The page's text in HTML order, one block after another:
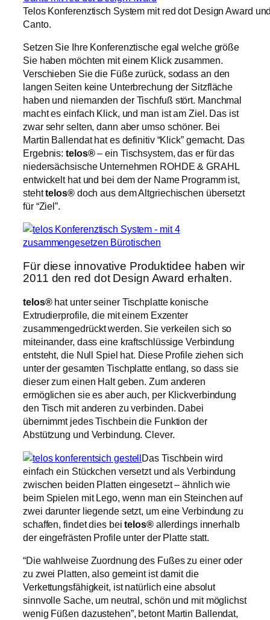
Telos Konferenztisch System mit red dot Design Award
Canto.
Setzen Sie Ihre Konferenztische egal welche größe
Sie haben möchten mit einem Klick zusammen.
Verschieben Sie die Füße zurück, sodass an den
langen Seiten keine Unterbrechung der Sitzfläche
haben und niemanden der Tischfuß stört. Manchmal
macht es einfach Klick, und man ist am Ziel. Das ist
zwar sehr selten, dann aber umso schöner. Bei
Martin Ballendat hat es definitiv “Klick” gemacht. Das
Ergebnis:telos®– ein Tischsystem, das er für das
niedersächsische Unternehmen ROHDE & GRAHL
entwickelt hat und bei dem der Name Programm ist,
stehttelos®doch aus dem Altgriechischen übersetzt
für “Ziel”.
Für diese innovative Produktidee haben wir
2011 den red dot Design Award erhalten.
telos®hat unter seiner Tischplatte konische
Extrudierprofile, die mit einem Exzenter
zusammengedrückt werden. Sie verkeilen sich so
miteinander, dass eine kraftschlüssige Verbindung
entsteht, die Null Spiel hat. Diese Profile ziehen sich
unter der gesamten Tischplatte entlang, so dass sie
dieser zum einen Halt geben. Zum anderen
ermöglichen sie es aber auch, per Klickverbindung
den Tisch mit anderen zu verbinden. Dabei
übernimmt jedes Tischbein die Funktion der
Abstützung und Verbindung. Clever.
Das Tischbein wird
einfach ein Stückchen versetzt und als Verbindung
zwischen beiden Platten eingesetzt – ähnlich wie
beim Spielen mit Lego, wenn man ein Steinchen auf
zwei darunter liegende setzt, um eine Verbindung zu
schaffen, findet dies beitelos®allerdings innerhalb
der eingefrästen Profile unter der Platte statt.
“Die wahlweise Zuordnung des Fußes zu einer oder
zu zwei Platten, also gemeint ist damit die
Verkettungsfähigkeit, ist natürlich eine absolut
sinnvolle Sache, um neutral, schön und mit möglichst
wenig Füßen dazustehen”, betont Martin Ballendat,